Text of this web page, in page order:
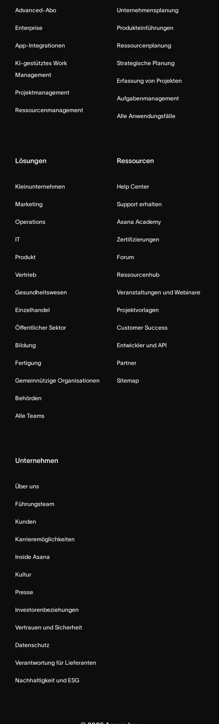
Advanced-Abo
Enterprise
App-Integrationen
KI-gestütztes Work
Management
Projektmanagement
Ressourcenmanagement
Unternehmensplanung
Produkteinführungen
Ressourcenplanung
Strategische Planung
Erfassung von Projekten
Aufgabenmanagement
Alle Anwendungsfälle
Lösungen
Kleinunternehmen
Marketing
Operations
IT
Produkt
Vertrieb
Gesundheitswesen
Einzelhandel
Öffentlicher Sektor
Bildung
Fertigung
Gemeinnützige Organisationen
Behörden
Alle Teams
Ressourcen
Help Center
Support erhalten
Asana Academy
Zertifizierungen
Forum
Ressourcenhub
Veranstaltungen und Webinare
Projektvorlagen
Customer Success
Entwickler und API
Partner
Sitemap
Unternehmen
Über uns
Führungsteam
Kunden
Karrieremöglichkeiten
Inside Asana
Kultur
Presse
Investorenbeziehungen
Vertrauen und Sicherheit
Datenschutz
Verantwortung für Lieferanten
Nachhaltigkeit und ESG